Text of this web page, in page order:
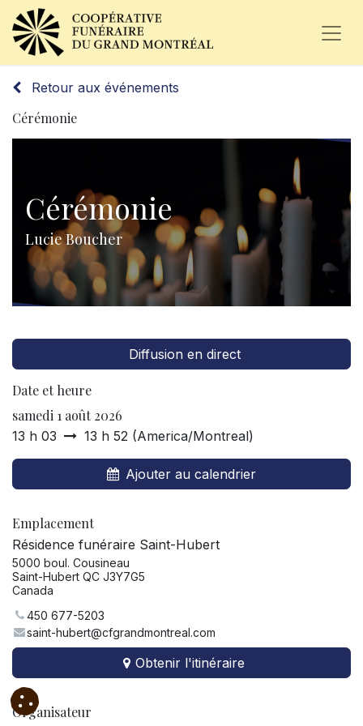
Retour aux événements
Cérémonie
Cérémonie
Lucie Boucher
Diffusion en direct
Date et heure
samedi 1 août 2026
13 h 03 13 h 52 (America/Montreal)
Ajouter au calendrier
Emplacement
Résidence funéraire Saint-Hubert
5000 boul. Cousineau
Saint-Hubert QC J3Y7G5
Canada
450 677-5203
saint-hubert@cfgrandmontreal.com
Obtenir l'itinéraire
Organisateur